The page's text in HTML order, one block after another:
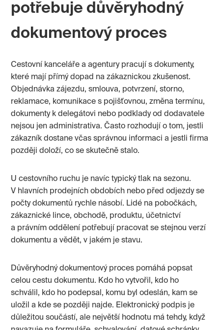
potřebuje důvěryhodný
dokumentový proces
Cestovní kanceláře a agentury pracují s dokumenty,
které mají přímý dopad na zákaznickou zkušenost.
Objednávka zájezdu, smlouva, potvrzení, storno,
reklamace, komunikace s pojišťovnou, změna termínu,
dokumenty k delegátovi nebo podklady od dodavatele
nejsou jen administrativa. Často rozhodují o tom, jestli
zákazník dostane včas správnou informaci a jestli firma
později doloží, co se skutečně stalo.
U cestovního ruchu je navíc typický tlak na sezonu.
V hlavních prodejních obdobích nebo před odjezdy se
počty dokumentů rychle násobí. Lidé na pobočkách,
zákaznické lince, obchodě, produktu, účetnictví
a právním oddělení potřebují pracovat se stejnou verzí
dokumentu a vědět, v jakém je stavu.
Důvěryhodný dokumentový proces pomáhá popsat
celou cestu dokumentu. Kdo ho vytvořil, kdo ho
schválil, kdo ho podepsal, komu byl odeslán, kam se
uložil a kde se později najde. Elektronický podpis je
důležitou součástí, ale největší hodnotu má tehdy, když